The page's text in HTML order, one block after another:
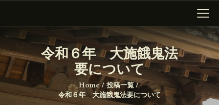
令和６年 大施餓鬼法
要について
Home
投稿一覧
令和６年 大施餓鬼法要について
大仙寺
HOME
墓所新区画のご案内
ニュース